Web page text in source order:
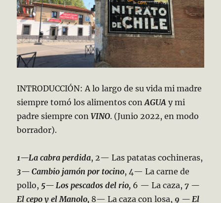
INTRODUCCIÓN: A lo largo de su vida mi madre
siempre tomó los alimentos conAGUA y mi
padre siempre conVINO. (Junio 2022, en modo
borrador).
1—La cabra perdida, 2— Las patatas cochineras,
3— Cambio jamón por tocino, 4— La carne de
pollo, 5— Los pescados del rio, 6 — La caza, 7 —
El cepo y el Manolo, 8— La caza con losa, 9 — El